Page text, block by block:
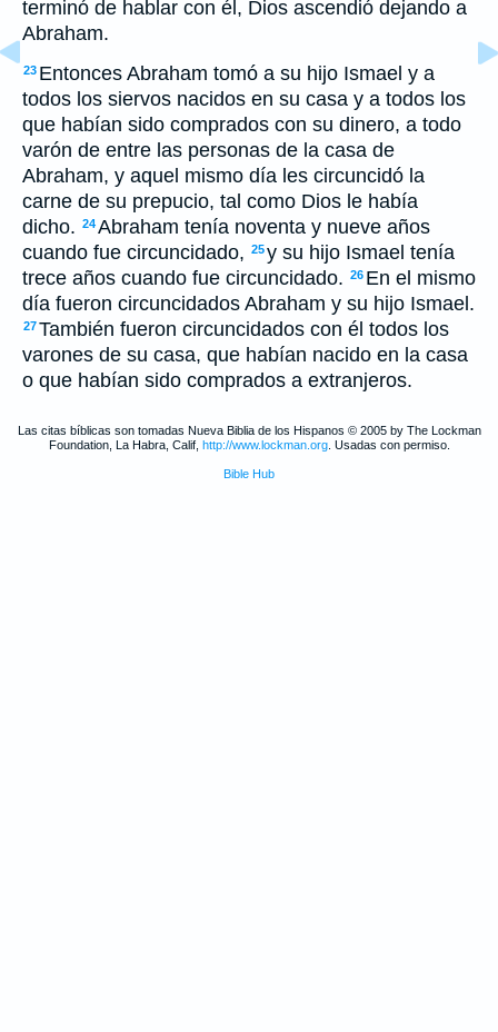
terminó de hablar con él, Dios ascendió dejando a
Abraham.
23 Entonces Abraham tomó a su hijo Ismael y a
todos los siervos nacidos en su casa y a todos los
que habían sido comprados con su dinero, a todo
varón de entre las personas de la casa de
Abraham, y aquel mismo día les circuncidó la
carne de su prepucio, tal como Dios le había
dicho. 24Abraham tenía noventa y nueve años
cuando fue circuncidado, 25y su hijo Ismael tenía
trece años cuando fue circuncidado. 26 En el mismo
día fueron circuncidados Abraham y su hijo Ismael.
27También fueron circuncidados con él todos los
varones de su casa, que habían nacido en la casa
o que habían sido comprados a extranjeros.
Las citas bíblicas son tomadas Nueva Biblia de los Hispanos © 2005 by The Lockman
Foundation, La Habra, Calif, http://www.lockman.org. Usadas con permiso.
Bible Hub